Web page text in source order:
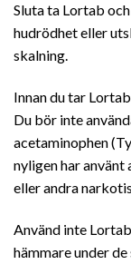
Sluta ta Lortab
hudrödhet eller
skalning.
Innan du tar
Du bör inte
acetaminophen
nyligen har använt
eller andra
Använd inte
hämmare under